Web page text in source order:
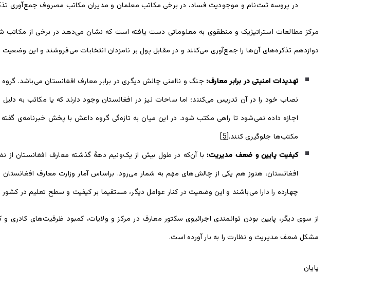
در پروسه ثبت‌نام و موجودیت فساد، در برخی مکاتب معلمان و مدیران مکاتب مصروف جمع‌آوری
مرکز مطالعات استراتیژیک و منطقوی به معلوماتی دست یافته است که نشان می‌دهد در برخی از مکاتب
دوازدهم تذکره‌های آن‌ها را جمع‌آوری می‌کنند و در مقابل پول بر نامزدان انتخابات می‌فروشند و این
تهدیدات امنیتی در برابر معارف: جنگ و ناامنی چالش دیگری در برابر معارف افغانستان می‌باشد.
نصاب خود را در آن تدریس می‌کنند؛ اما ساحات نیز در افغانستان وجود دارند که یا مکاتب
اجازه داده نمی‌شود تا راهی مکتب شود. در این میان به تازه‌گی گروه داعش با پخش خبرنامه‌ی
مکتب‌ها جلوگیری کنند.[5]
کیفیتپایینو ضعف مدیریت: با آن‌که در طول بیش از یک‌ونیم دهۀ گذشته معارف افغانستان
چهارده را دارا می‌باشند و این وضعیت در کنار عوامل دیگر، مستقیما بر کیفیت و سطح تعلیم در
از سوی دیگر، پایین بودن توانمندی اجرائیوی سکتور معارف در مرکز و ولایات، کمبود ظرفیت‌های
مشکل ضعف مدیریت و نظارت را به بار آورده است.
پایان